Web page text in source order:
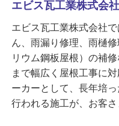
エビス瓦工業株式会社
エビス瓦工業株式会社
ん、雨漏り修理、雨樋
リウム鋼板屋根）の補
まで幅広く屋根工事に
ーカーとして、長年培
行われる施工が、お客さ